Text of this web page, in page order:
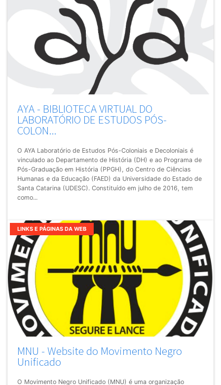
AYA - BIBLIOTECA VIRTUAL DO
LABORATÓRIO DE ESTUDOS PÓS-
COLON...
O AYA Laboratório de Estudos Pós-Coloniais e Decoloniais é
vinculado ao Departamento de História (DH) e ao Programa de
Pós-Graduação em História (PPGH), do Centro de Ciências
Humanas e da Educação (FAED) da Universidade do Estado de
Santa Catarina (UDESC). Constituído em julho de 2016, tem
como...
LINKS E PÁGINAS DA WEB
MNU - Website do Movimento Negro
Unificado
O Movimento Negro Unificado (MNU) é uma organização